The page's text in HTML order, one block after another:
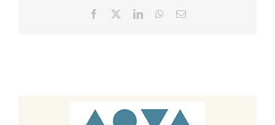
Facebook LinkedInWhatsApp
E-